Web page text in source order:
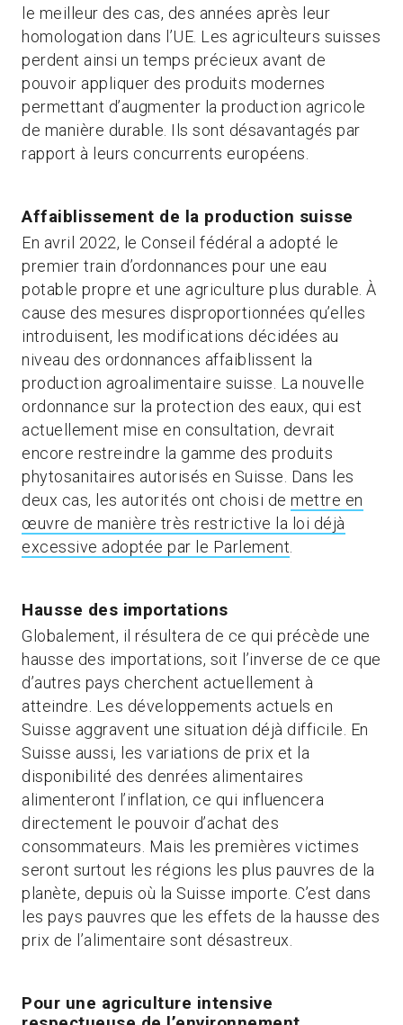
le meilleur des cas, des années après leur
homologation dans l’UE. Les agriculteurs suisses
perdent ainsi un temps précieux avant de
pouvoir appliquer des produits modernes
permettant d’augmenter la production agricole
de manière durable. Ils sont désavantagés par
rapport à leurs concurrents européens.
Affaiblissement de la production suisse
En avril 2022, le Conseil fédéral a adopté le
premier train d’ordonnances pour une eau
potable propre et une agriculture plus durable. À
cause des mesures disproportionnées qu’elles
introduisent, les modifications décidées au
niveau des ordonnances affaiblissent la
production agroalimentaire suisse. La nouvelle
ordonnance sur la protection des eaux, qui est
actuellement mise en consultation, devrait
encore restreindre la gamme des produits
phytosanitaires autorisés en Suisse. Dans les
deux cas, les autorités ont choisi de mettre en
œuvre de manière très restrictive la loi déjà
excessive adoptée par le Parlement
Hausse des importations
Globalement, il résultera de ce qui précède une
hausse des importations, soit l’inverse de ce que
d’autres pays cherchent actuellement à
atteindre. Les développements actuels en
Suisse aggravent une situation déjà difficile. En
Suisse aussi, les variations de prix et la
disponibilité des denrées alimentaires
alimenteront l’inflation, ce qui influencera
directement le pouvoir d’achat des
consommateurs. Mais les premières victimes
seront surtout les régions les plus pauvres de la
planète, depuis où la Suisse importe. C’est dans
les pays pauvres que les effets de la hausse des
prix de l’alimentaire sont désastreux.
Pour une agriculture intensive